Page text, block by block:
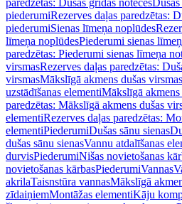
paredzētas: Dušas grīdas noteces
piederumiRezerves daļas paredzētas:
piederumiSienas līmeņa noplūdes
līmeņa noplūdesPiederumi sienas
paredzētas: Piederumi sienas līmeņa
virsmasRezerves daļas paredzētas:
virsmasMākslīgā akmens dušas
uzstādīšanas elementiMākslīgā akmens
paredzētas: Mākslīgā akmens dušas
elementiRezerves daļas paredzētas:
elementiPiederumiDušas sānu sienas
dušas sānu sienasVannu atdalīšanas
durvisPiederumiNišas novietošanas
novietošanas kārbasPiederumiVannas
akrilaTaisnstūra vannasMākslīgā
zīdaiņiemMontāžas elementiKāju